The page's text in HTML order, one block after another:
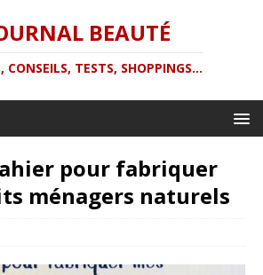
BEAUTÉ
CONSEILS, TESTS, SHOPPINGS...
pour fabriquer
ménagers naturels